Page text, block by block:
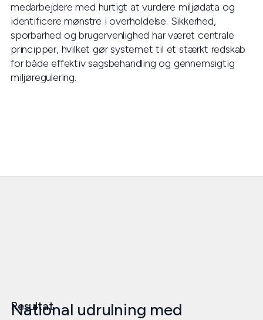
medarbejdere med hurtigt at vurdere miljødata og
identificere mønstre i overholdelse. Sikkerhed,
sporbarhed og brugervenlighed har været centrale
principper, hvilket gør systemet til et stærkt redskab
for både effektiv sagsbehandling og gennemsigtig
miljøregulering.
Resultat
National udrulning med